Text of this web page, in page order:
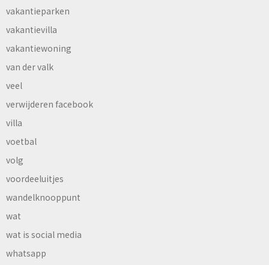
vakantieparken
vakantievilla
vakantiewoning
van der valk
veel
verwijderen facebook
villa
voetbal
volg
voordeeluitjes
wandelknooppunt
wat
wat is social media
whatsapp